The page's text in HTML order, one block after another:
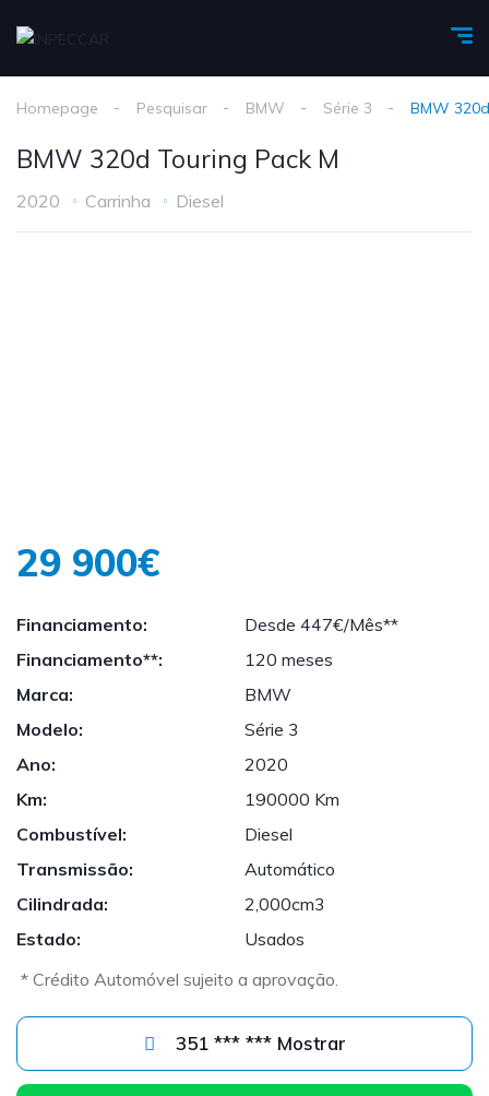
Homepage Pesquisar BMW Série 3 BMW
BMW 320d Touring Pack M
2020 Carrinha Diesel
29 900€
Financiamento:
Desde 447€/Mês**
Financiamento**:
120 meses
Marca:
BMW
Modelo:
Série 3
Ano:
2020
Km:
190000 Km
Combustível:
Diesel
Transmissão:
Automático
Cilindrada:
2,000cm3
Estado:
Usados
* Crédito Automóvel sujeito a aprovação.
351 *** *** Mostrar